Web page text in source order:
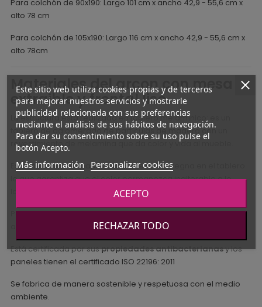
Para colchón de 90x190: Largo 101 cm x ancho 42,9 - 55,6 cm x
alto 78 cm
Para colchón de 105x190: Largo 116 cm x ancho 42,9 - 55,6 cm x
alto 78cm
Materiales del arcon con mesa
extraible y frontal liso
La estructura está realizada en tablero melamínico: es un
tablero de aglomerado de partículas de madera con un
revestimiento de melamina que da color y vida al mueble.
Esta melamina es papel masa que se impregna en el tablero
lo que garantiza que el color permanezca inalterable a lo
Permite una gran variedad de opciones de acabados para
adaptarse a vuestros gustos.
Está certificada por suspropiedades antibacterianasy los
paneles tienen el certificado ISO 22196: 2011
Se fabrica de manera sostenible y respetuosa con el medio
ambiente.
Este sitio web utiliza cookies propias y de terceros
para mejorar nuestros servicios y mostrarle
publicidad relacionada con sus preferencias
mediante el análisis de sus hábitos de navegación.
Para dar su consentimiento sobre su uso pulse el
botón Acepto.
Más información Personalizar cookies
RECHAZAR TODO
ACEPTO